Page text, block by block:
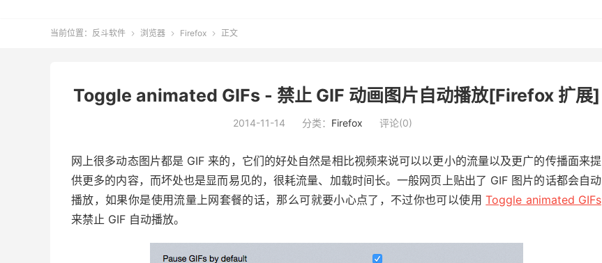
当前位置： 反斗软件  浏览器  Firefox  正文
Toggle animated GIFs - 禁止 GIF 动画图片自动播放[Firefox 扩展]
2014-11-14 分类： Firefox 评论(0)
网上很多动态图片都是 GIF 来的，它们的好处自然是相比视频来说可以以更小的流量以及更广的传播面来提
供更多的内容，而坏处也是显而易见的，很耗流量、加载时间长。一般网页上贴出了 GIF 图片的话都会自动
播放，如果你是使用流量上网套餐的话，那么可就要小心点了，不过你也可以使用Toggle animated GIFs
来禁止 GIF 自动播放。